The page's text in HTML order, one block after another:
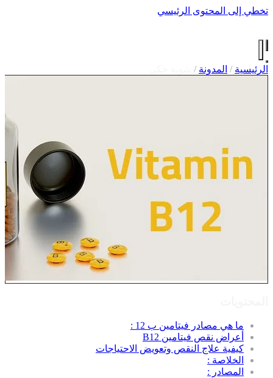
تخطي إلى المحتوى الرئيسي
الرئيسية / المدونة /
ما هي مصادر فيتامين ب 12 :
أعراض نقص فيتامين B12
كيفية علاج النقص وتعويض الاحتياجات
الخلاصة :
المصادر :